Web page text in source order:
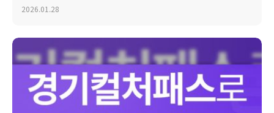
2026.01.28